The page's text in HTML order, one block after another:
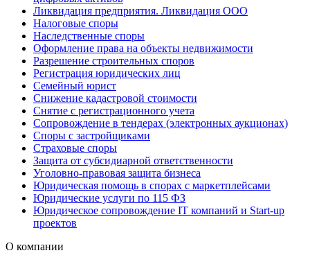
Ликвидация предприятия. Ликвидация ООО
Налоговые споры
Наследственные споры
Оформление права на объекты недвижимости
Разрешение строительных споров
Регистрация юридических лиц
Семейный юрист
Снижение кадастровой стоимости
Снятие с регистрационного учета
Сопровождение в тендерах (электронных аукционах)
Споры с застройщиками
Страховые споры
Защита от субсидиарной ответственности
Уголовно-правовая защита бизнеса
Юридическая помощь в спорах с маркетплейсами
Юридические услуги по 115 ФЗ
Юридическое сопровождение IT компаний и Start-up
проектов
О компании